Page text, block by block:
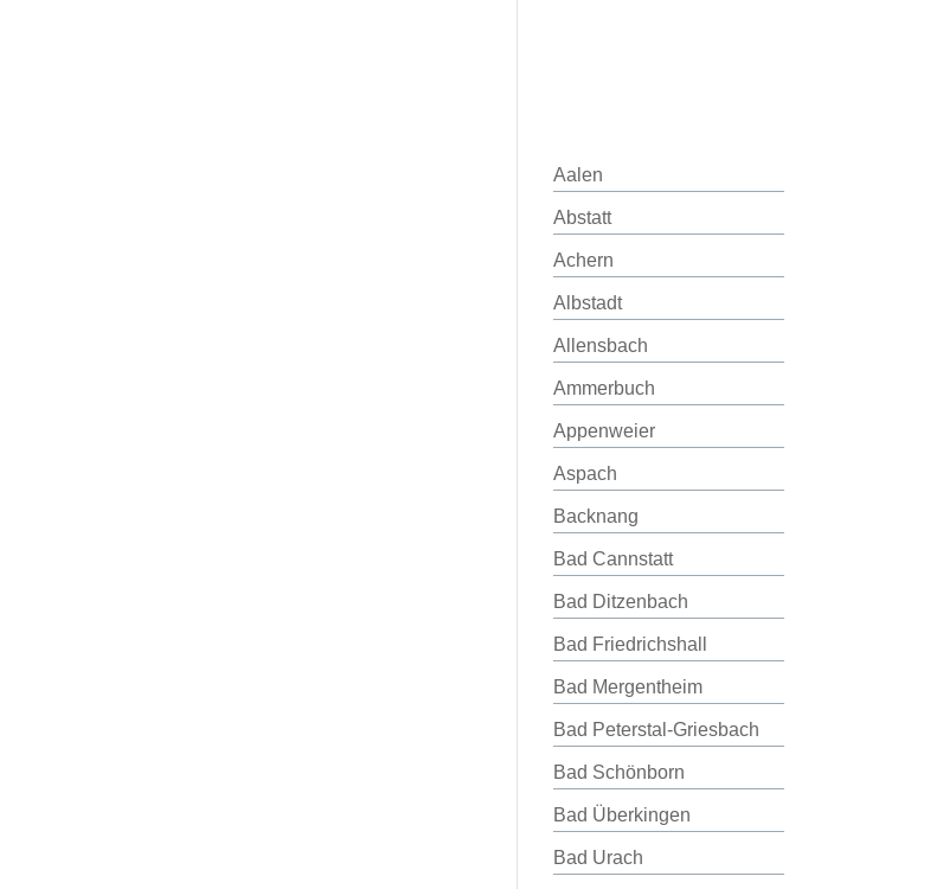
Aalen
Abstatt
Achern
Albstadt
Allensbach
Ammerbuch
Appenweier
Aspach
Backnang
Bad Cannstatt
Bad Ditzenbach
Bad Friedrichshall
Bad Mergentheim
Bad Peterstal-Griesbach
Bad Schönborn
Bad Überkingen
Bad Urach